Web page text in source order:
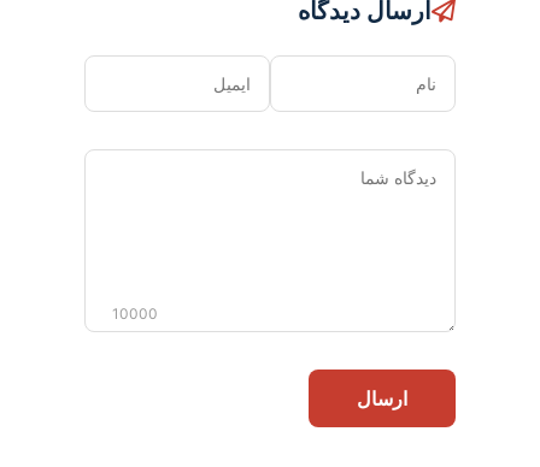
ارسال دیدگاه
نام ایمیل
دیدگاه
10000
ارسال